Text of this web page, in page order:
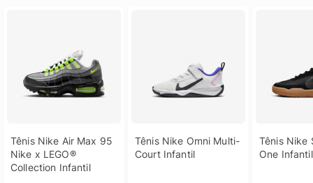
Tênis Nike Air Max 95
Nike x LEGO®
Collection Infantil
Tênis Nike Omni Multi-
Court Infantil
Tênis Nike
One Infantil